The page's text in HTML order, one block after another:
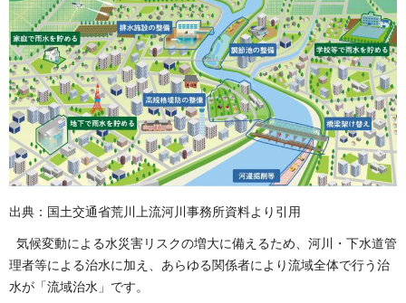
出典：国土交通省荒川上流河川事務所資料より引用
気候変動による水災害リスクの増大に備えるため、河川・下水道管
理者等による治水に加え、あらゆる関係者により流域全体で行う治
水が「流域治水」です。